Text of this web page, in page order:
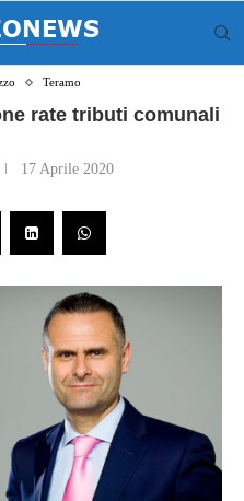
Teramo
rate tributi comunali
17 Aprile 2020